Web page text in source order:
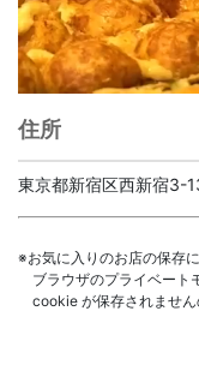
住所
東京都新宿区西新宿3-
※お気に入りのお店の保存に
ブラウザのプライベート
cookie が保存されません